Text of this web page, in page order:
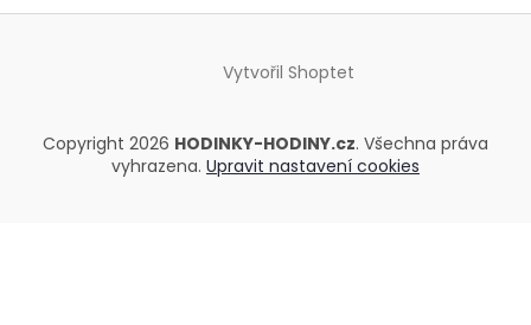
Vytvořil Shoptet
Copyright 2026 HODINKY-HODINY.cz. Všechna práva
vyhrazena. Upravit nastavení cookies